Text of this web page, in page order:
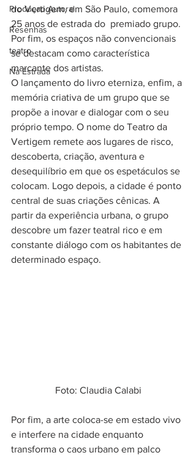
Produçao Autoral
Resenhas
teatro
Na Estrada
do Vertigem, em São Paulo, comemora
25 anos de estrada do  premiado grupo.
Por fim, os espaços não convencionais
se destacam como característica
marcante dos artistas.
O lançamento do livro eterniza, enfim, a
memória criativa de um grupo que se
propõe a inovar e dialogar com o seu
próprio tempo. O nome do Teatro da
Vertigem remete aos lugares de risco,
descoberta, criação, aventura e
desequilíbrio em que os espetáculos se
colocam. Logo depois, a cidade é ponto
central de suas criações cênicas. A
partir da experiência urbana, o grupo
descobre um fazer teatral rico e em
constante diálogo com os habitantes de
determinado espaço.
Foto: Claudia Calabi
Por fim, a arte coloca-se em estado vivo
e interfere na cidade enquanto
transforma o caos urbano em palco